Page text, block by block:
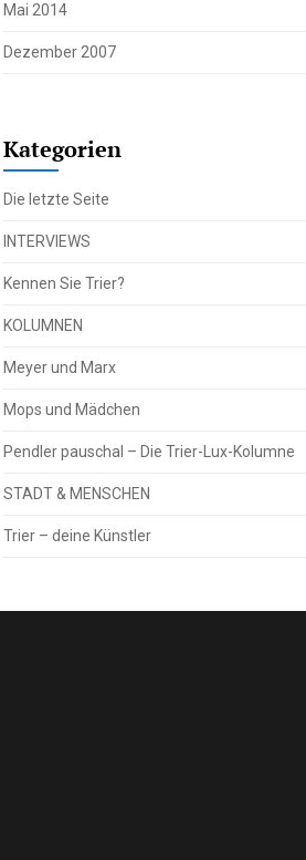
Mai 2014
Dezember 2007
Kategorien
Die letzte Seite
INTERVIEWS
Kennen Sie Trier?
KOLUMNEN
Meyer und Marx
Mops und Mädchen
Pendler pauschal – Die Trier-Lux-Kolumne
STADT & MENSCHEN
Trier – deine Künstler